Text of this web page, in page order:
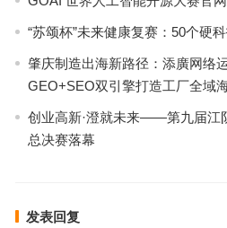
“苏颂杯”未来健康复赛：50个硬
肇庆制造出海新路径：添廣网络
GEO+SEO双引擎打造工厂全域
创业高新·澄就未来——第九届江
总决赛落幕
发表回复